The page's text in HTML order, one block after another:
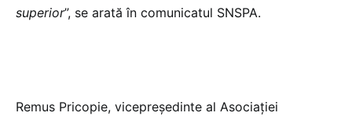
superior”, se arată în comunicatul SNSPA.
Remus Pricopie, vicepreședinte al Asociației